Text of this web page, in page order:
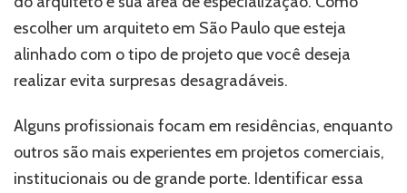
escolher um arquiteto em São Paulo que esteja
alinhado com o tipo de projeto que você deseja
realizar evita surpresas desagradáveis.
Alguns profissionais focam em residências, enquanto
outros são mais experientes em projetos comerciais,
institucionais ou de grande porte. Identificar essa